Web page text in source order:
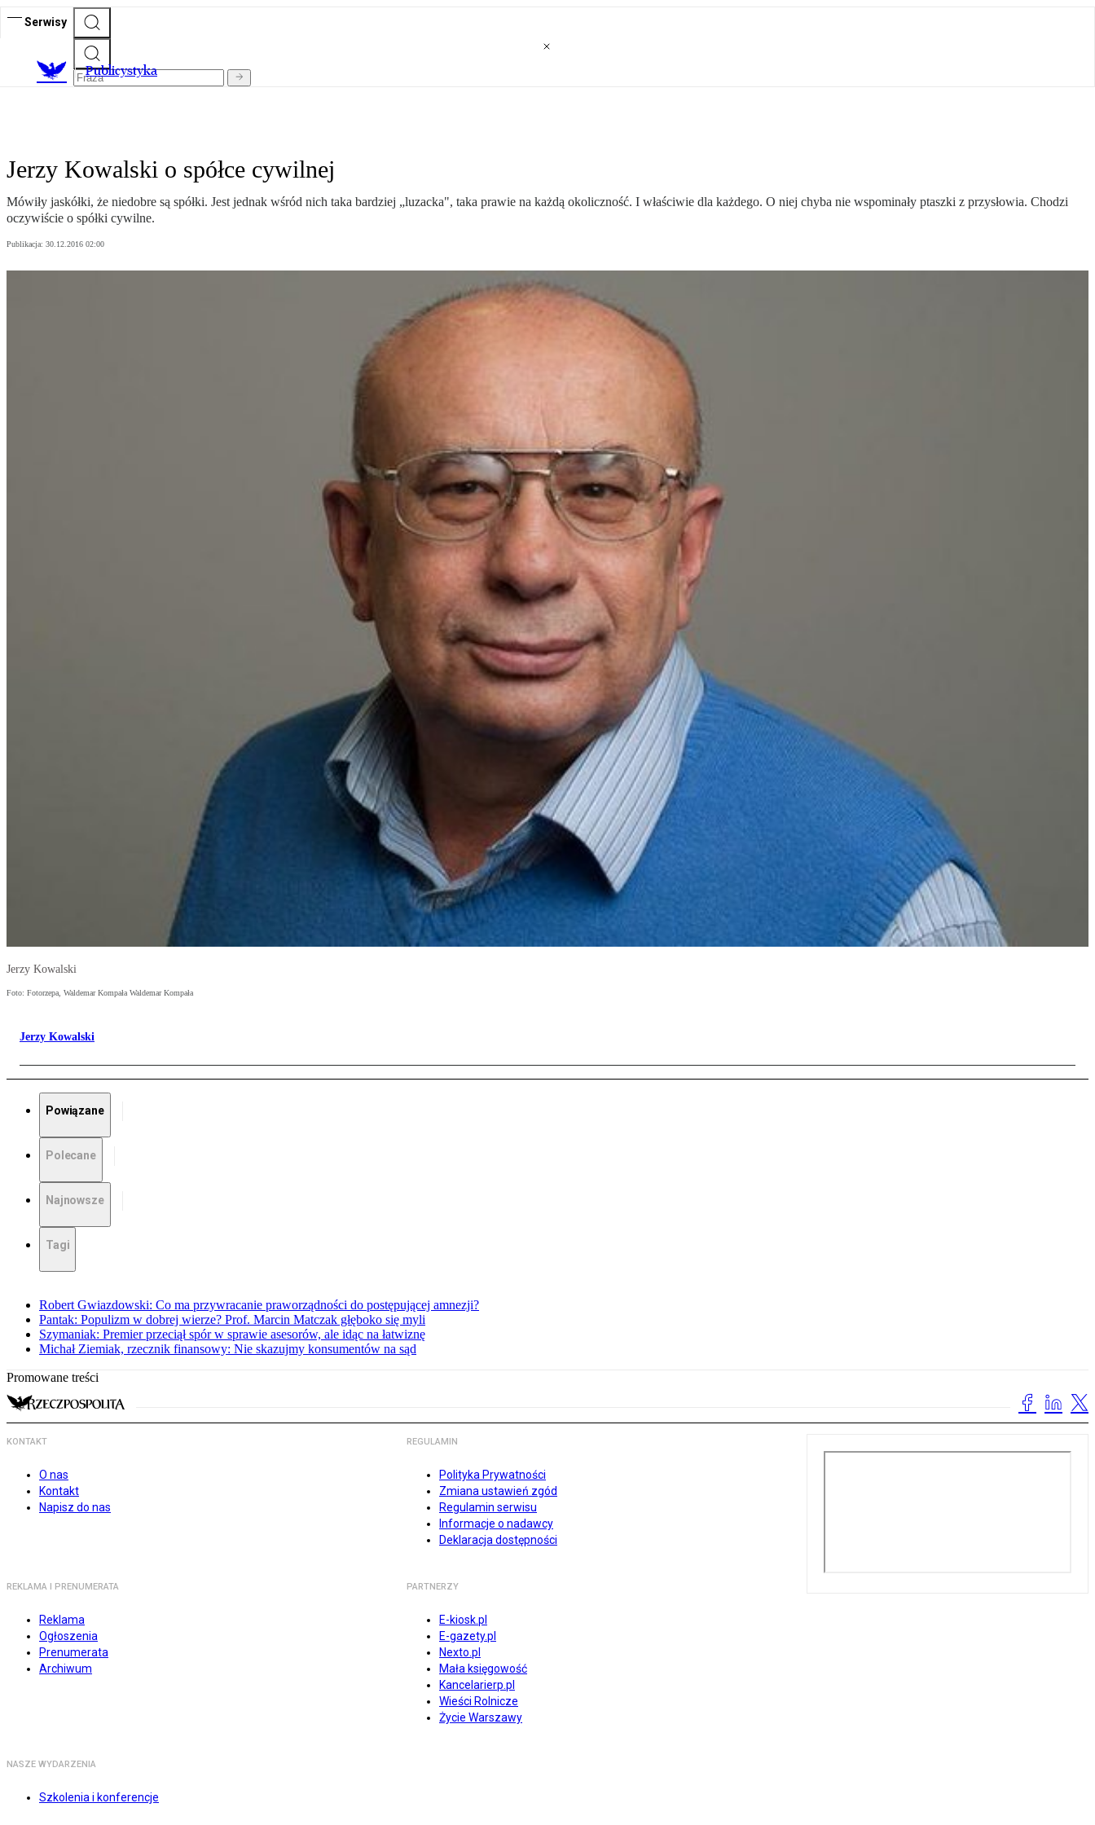
Serwisy
Publicystyka
Jerzy Kowalski o spółce cywilnej
Mówiły jaskółki, że niedobre są spółki. Jest jednak wśród nich taka bardziej „luzacka", taka prawie na każdą okoliczność. I właściwie dla każdego. O niej chyba nie wspominały ptaszki z przysłowia. Chodzi
oczywiście o spółki cywilne.
Publikacja: 30.12.2016 02:00
Jerzy Kowalski
Foto: Fotorzepa, Waldemar Kompała Waldemar Kompała
Jerzy Kowalski
Powiązane
Polecane
Najnowsze
Tagi
Robert Gwiazdowski: Co ma przywracanie praworządności do postępującej amnezji?
Pantak: Populizm w dobrej wierze? Prof. Marcin Matczak głęboko się myli
Szymaniak: Premier przeciął spór w sprawie asesorów, ale idąc na łatwiznę
Michał Ziemiak, rzecznik finansowy: Nie skazujmy konsumentów na sąd
Promowane treści
KONTAKT
O nas
Kontakt
Napisz do nas
REGULAMIN
Polityka Prywatności
Zmiana ustawień zgód
Regulamin serwisu
Informacje o nadawcy
Deklaracja dostępności
REKLAMA I PRENUMERATA
Reklama
Ogłoszenia
Prenumerata
Archiwum
PARTNERZY
E-kiosk.pl
E-gazety.pl
Nexto.pl
Mała księgowość
Kancelarierp.pl
Wieści Rolnicze
Życie Warszawy
NASZE WYDARZENIA
Szkolenia i konferencje